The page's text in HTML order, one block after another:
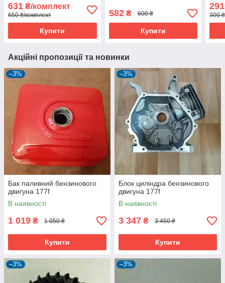
631 ₴/комплект
650 ₴/комплект
Купити
582₴ 600 ₴
Купити
291
300
Акційні пропозиції та новинки
–3%
Бак паливний бензинового
двигуна 177f
В наявності
1 019 ₴ 1 050 ₴
Купити
–3%
Блок циліндра бензинового
двигуна 177f
В наявності
3 347 ₴ 3 450 ₴
Купити
–3% –3%